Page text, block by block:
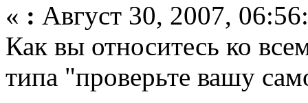
« : Август 30, 2007,
Как вы относитесь ко
типа "проверьте вашу